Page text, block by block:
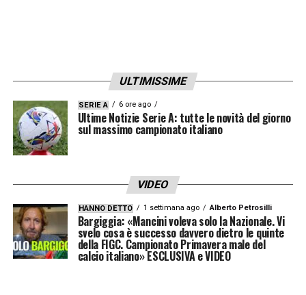
ULTIMISSIME
SERIE A 6 ore ago
Ultime Notizie Serie A: tutte le novità del giorno
sul massimo campionato italiano
VIDEO
HANNO DETTO 1 settimana ago Alberto Petrosilli
Bargiggia: «Mancini voleva solo la Nazionale. Vi
svelo cosa è successo davvero dietro le quinte
della FIGC. Campionato Primavera male del
calcio italiano» ESCLUSIVA e VIDEO